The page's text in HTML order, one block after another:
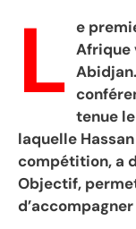
L e
Afrique
tenue
laquelle
compétition, a
Objectif,